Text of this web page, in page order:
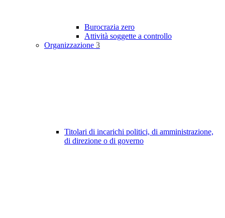
Burocrazia zero
Attività soggette a controllo
Organizzazione 3
Titolari di incarichi politici, di amministrazione,
di direzione o di governo